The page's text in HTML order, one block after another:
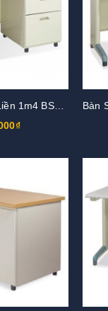
Bàn Sắt Có Hộc Liền 1m4 BS14HK1-LV